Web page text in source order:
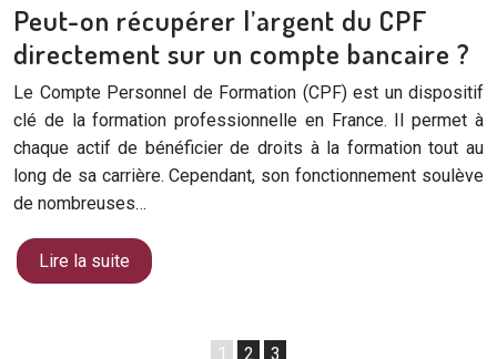
Peut-on récupérer l’argent du CPF
directement sur un compte bancaire ?
Le Compte Personnel de Formation (CPF) est un dispositif
clé de la formation professionnelle en France. Il permet à
chaque actif de bénéficier de droits à la formation tout au
long de sa carrière. Cependant, son fonctionnement soulève
de nombreuses…
Lire la suite
1 2 3